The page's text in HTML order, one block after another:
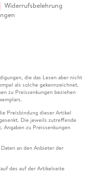
Widerrufsbelehrung
die das Lesen aber nicht
als solche gekennzeichnet.
zu Preissenkungen beziehen
Preisbindung dieser Artikel
Die jeweils zutreffende
zu Preissenkungen
an den Anbieter der
des auf der Artikelseite